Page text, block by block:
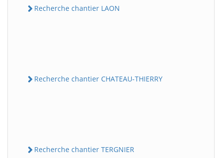
Recherche chantier LAON
Recherche chantier CHATEAU-THIERRY
Recherche chantier TERGNIER